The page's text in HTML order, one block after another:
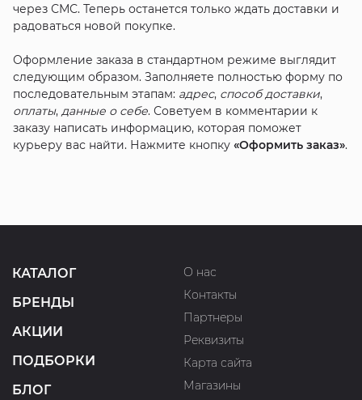
через СМС. Теперь останется только ждать доставки и
радоваться новой покупке.
Оформление заказа в стандартном режиме выглядит
следующим образом. Заполняете полностью форму по
последовательным этапам: адрес, способ доставки,
оплаты, данные о себе. Советуем в комментарии к
заказу написать информацию, которая поможет
курьеру вас найти. Нажмите кнопку «Оформить заказ».
КАТАЛОГ
БРЕНДЫ
АКЦИИ
ПОДБОРКИ
БЛОГ
О нас
Контакты
Партнеры
Реквизиты
Карта сайта
Магазины